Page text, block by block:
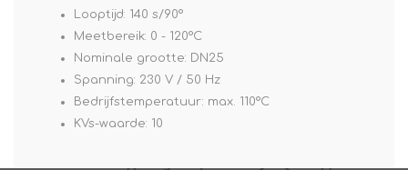
Looptijd: 140 s/90°
Meetbereik: 0 - 120°C
Nominale grootte: DN25
Spanning: 230 V / 50 Hz
Bedrijfstemperatuur: max. 110°C
KVs-waarde: 10